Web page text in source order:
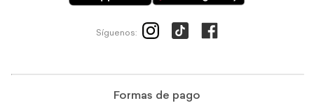
Síguenos:
Formas de pago